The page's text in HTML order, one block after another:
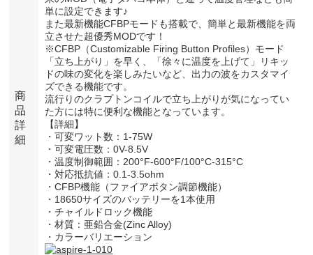
商
品
詳
細
単に設定できます♪
また最新機能CFBPモードも搭載で、簡単と最新機能を両
立させた超優秀MODです！
※CFBP（Customizable Firing Button Profiles）モード
「立ち上がり」を早く、「徐々に温度を上げて」リキッ
ドの味の変化を楽しみたいなど、出力の波をカスタマイ
ズできる機能です。
流行りのクラプトンコイルで立ち上がりが気になってい
た方には特に便利な機能となっています。
【詳細】
・可変ワット数：1-75W
・可変電圧数：0V-8.5V
・温度制御範囲：200°F-600°F/100°C-315°C
・対応抵抗値：0.1-3.5ohm
・CFBP機能（ファイアボタン調節機能）
・18650サイズのバッテリーを1本使用
・チャイルドロック機能
・材質：亜鉛合金(Zinc Alloy)
・カラーバリエーション